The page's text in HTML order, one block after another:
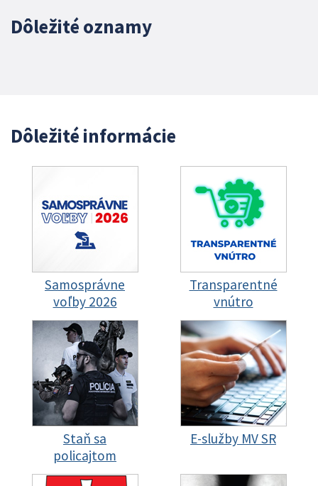
Dôležité oznamy
Dôležité informácie
Samosprávne
voľby 2026
Transparentné
vnútro
Staň sa
policajtom
E-služby MV SR